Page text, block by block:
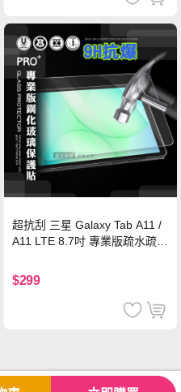
超抗刮 三星 Galaxy Tab A11 /
A11 LTE 8.7吋 專業版疏水疏油
$299